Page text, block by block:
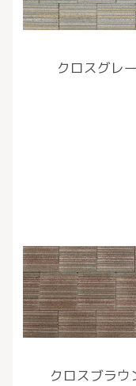
クロスグレー
クロスブラウ